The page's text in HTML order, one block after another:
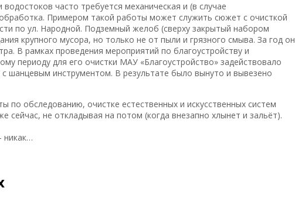
часто требуется механическая и (в случае
Примером такой работы может служить сюжет с очисткой
по ул. Народной. Подземный желоб (сверху закрытый набором
крупного мусора, но только не от пыли и грязного смыва. За год он
В рамках проведения мероприятий по благоустройству и
периоду для его очистки МАУ «Благоустройство» задействовало
с шанцевым инструментом. В результате было вынуто и вывезено
обследованию, очистке естественных и искусственных систем
сейчас, не откладывая на потом (когда внезапно хлынет и зальёт).
никак…